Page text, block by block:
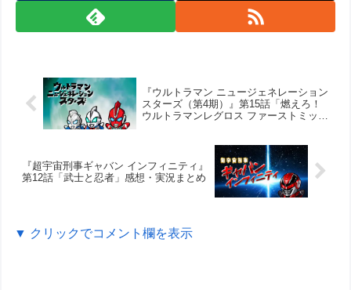
『ウルトラマン ニュージェネレーション
スターズ（第4期）』第15話「燃えろ！
ウルトラマンレグロス ファーストミッシ
『超宇宙刑事ギャバン インフィニティ』
第12話「武士と忍者」感想・実況まとめ
▼ クリックでコメント欄を表示